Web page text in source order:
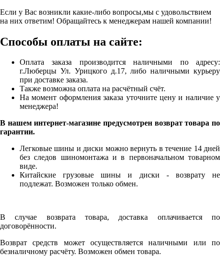
Если у Вас возникли какие-либо вопросы,мы с удовольствием
на них ответим! Обращайтесь к менеджерам нашей компании!
Способы оплаты на сайте:
Оплата заказа производится наличными по адресу:
г.Люберцы Ул. Урицкого д.17, либо наличными курьеру
при доставке заказа.
Также возможна оплата на расчётный счёт.
На момент оформления заказа уточните цену и наличие у
менеджера!
В нашем интернет-магазине предусмотрен возврат товара по
гарантии.
Легковые шины и диски можно вернуть в течение 14 дней
без следов шиномонтажа и в первоначальном товарном
виде.
Китайские грузовые шины и диски - возврату не
подлежат. Возможен только обмен.
В случае возврата товара, доставка оплачивается по
договорённости.
Возврат средств может осуществляется наличными или по
безналичному расчёту. Возможен обмен товара.